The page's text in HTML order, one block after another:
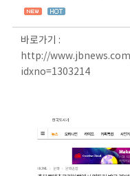
바로가기 :
http://
idxno=1303214